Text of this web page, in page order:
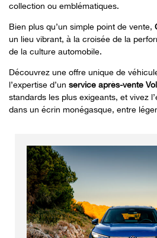
collection ou emblématiques.
Bien plus qu’un simple point de vente,
un lieu vibrant, à la croisée de la
de la culture automobile.
Découvrez une offre unique de
l’expertise d’un service après-vente
standards les plus exigeants, et vivez
dans un écrin monégasque, entre